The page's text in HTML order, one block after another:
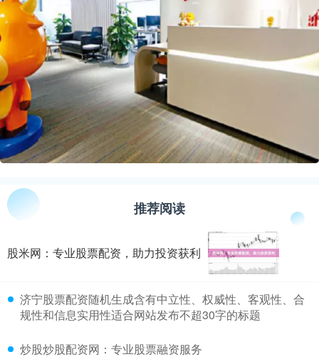
推荐阅读
股米网：专业股票配资，助力投资获利
​济宁股票配资随机生成含有中立性、权威性、客观性、合
规性和信息实用性适合网站发布不超30字的标题
​炒股炒股配资网：专业股票融资服务